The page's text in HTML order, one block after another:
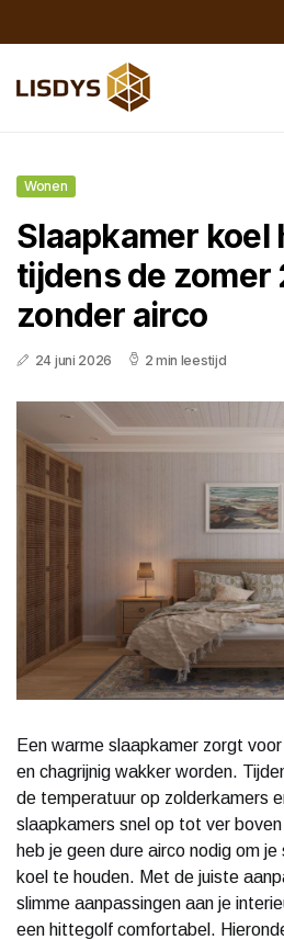
Wonen
Slaapkamer koel
tijdens de zomer
zonder airco
24 juni 2026 2 min leestijd
Een warme slaapkamer zorgt
en chagrijnig wakker worden.
de temperatuur op zolderkamers
slaapkamers snel op tot ver
heb je geen dure airco nodig om
koel te houden. Met de juiste
slimme aanpassingen aan je
een hittegolf comfortabel.